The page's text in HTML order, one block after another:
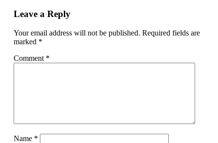
Leave a Reply
Your email address will not be published. Required fields are
marked *
Comment *
Name *